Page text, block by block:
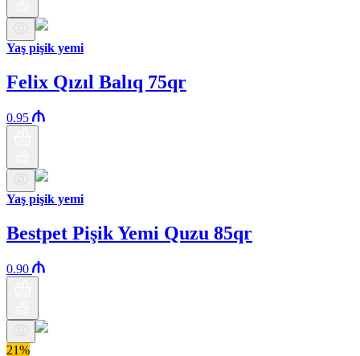
Yaş pişik yemi
Felix Qızıl Balıq 75qr
0.95
Yaş pişik yemi
Bestpet Pişik Yemi Quzu 85qr
0.90
21%